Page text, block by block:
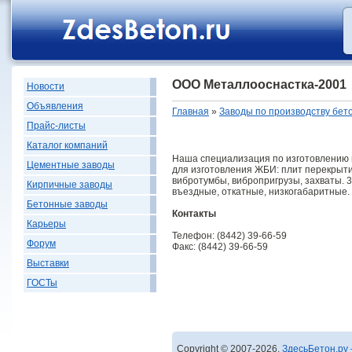
Новости
Объявления
Прайс-листы
Каталог компаний
Цементные заводы
Кирпичные заводы
Бетонные заводы
Карьеры
Форум
Выставки
ГОСТы
ООО Металлооснастка-2001
Главная » Заводы по производству
Наша специализация по
для изготовления ЖБИ: плит
вибротумбы, вибропригрузы, захваты.
въездные, откатные,
Контакты
Телефон: (8442) 39-66-59
Факс: (8442) 39-66-59
Copyright © 2007-2026,